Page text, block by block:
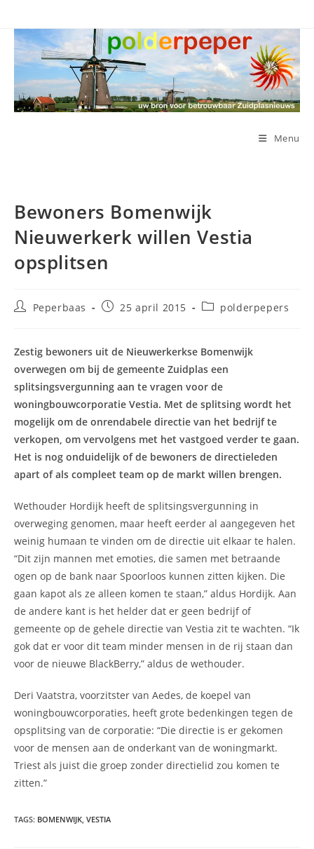
naar
inhoud
Menu
Bewoners Bomenwijk
Nieuwerkerk willen Vestia
opsplitsen
BerichtPeperbaas
Bericht25 april 2015 Berichtcategorie:
polderpepers
Zestig bewoners uit de Nieuwerkerkse Bomenwijk
overwegen om bij de gemeente Zuidplas een
splitsingsvergunning aan te vragen voor de
woningbouwcorporatie Vestia. Met de splitsing wordt het
mogelijk om de onrendabele directie van het bedrijf te
verkopen, om vervolgens met het vastgoed verder te gaan.
Het is nog onduidelijk of de bewoners de directieleden
apart of als compleet team op de markt willen brengen.
Wethouder Hordijk heeft de splitsingsvergunning in
overweging genomen, maar heeft eerder al aangegeven het
weinig humaan te vinden om de directie uit elkaar te halen.
“Dit zijn mannen met emoties, die samen met betraande
ogen op de bank naar Spoorloos kunnen zitten kijken. Die
gaan kapot als ze alleen komen te staan,” aldus Hordijk. Aan
de andere kant is het helder dat er geen bedrijf of
gemeente op de gehele directie van Vestia zit te wachten. “Ik
gok dat er voor dit team minder mensen in de rij staan dan
voor de nieuwe BlackBerry,” aldus de wethouder.
Deri Vaatstra, voorzitster van Aedes, de koepel van
woningbouwcorporaties, heeft grote bedenkingen tegen de
opsplitsing van de corporatie: “Die directie is er gekomen
voor de mensen aan de onderkant van de woningmarkt.
Triest als juist die groep zonder directielid zou komen te
zitten.”
TAGS: BOMENWIJK, VESTIA